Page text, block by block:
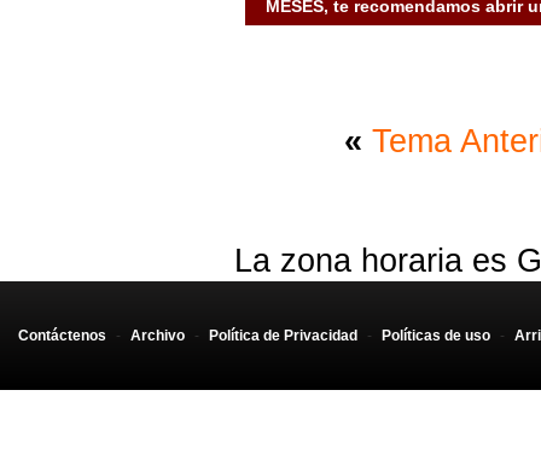
MESES, te recomendamos abrir
« Tema
La zona horaria es
Contáctenos - Archivo - Política de Privacidad - Políticas de uso -